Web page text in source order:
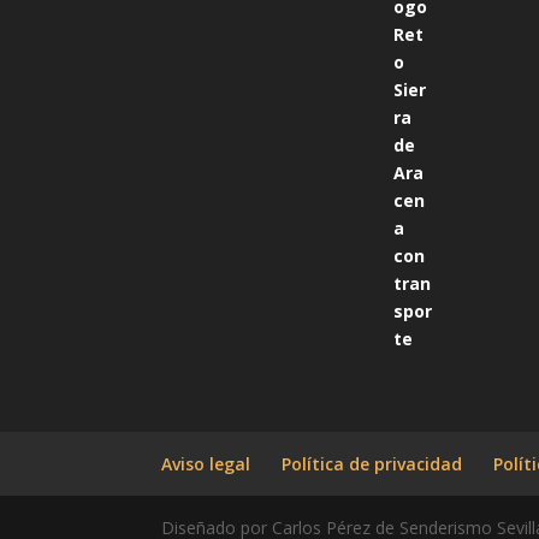
Aviso legal Política de privacidad
Diseñado por Carlos Pérez de Senderismo